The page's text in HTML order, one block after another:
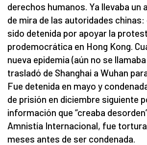
derechos humanos. Ya llevaba un
de mira de las autoridades chinas:
sido detenida por apoyar la
prodemocrática en Hong Kong.
nueva epidemia (aún no se
trasladó de Shanghai a Wuhan
Fue detenida en mayo y
de prisión en diciembre siguiente
información que “creaba
Amnistía Internacional, fue
meses antes de ser condenada.